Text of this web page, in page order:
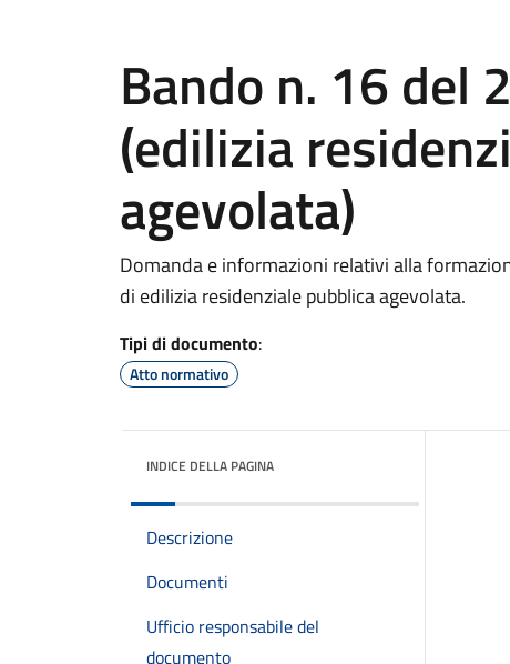
Bando n. 16
(edilizia
agevolata)
Domanda e informazioni relativi alla
di edilizia residenziale pubblica agevolata.
Tipi di documento:
Atto normativo
INDICE DELLA PAGINA
Descrizione
Documenti
Ufficio responsabile del
documento